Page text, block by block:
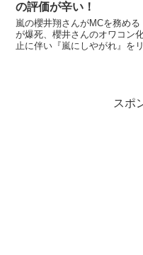
の評価が辛い！
嵐の櫻井翔さんがMCを務める
が爆死、櫻井さんのオワコン
止に伴い『嵐にしやがれ』を
スポ